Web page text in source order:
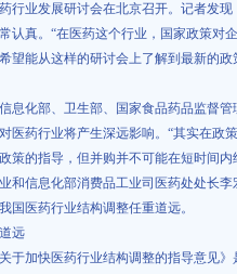
行业发展研讨会在北京召开。记者发
认真。“在医药这个行业，国家政策对
望能从这样的研讨会上了解到最新的
息化部、卫生部、国家食品药品监督
医药行业将产生深远影响。“其实在政
策的指导，但并购并不可能在短时间内
和信息化部消费品工业司医药处处长
国医药行业结构调整任重道远。
远
于加快医药行业结构调整的指导意见